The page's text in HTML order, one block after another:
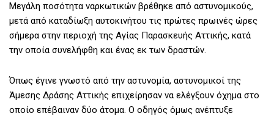
Μεγάλη ποσότητα ναρκωτικών βρέθηκε από αστυνομικούς,
μετά από καταδίωξη αυτοκινήτου τις πρώτες πρωινές ώρες
σήμερα στην περιοχή της Αγίας Παρασκευής Αττικής, κατά
την οποία συνελήφθη και ένας εκ των δραστών.
Όπως έγινε γνωστό από την αστυνομία, αστυνομικοί της
Άμεσης Δράσης Αττικής επιχείρησαν να ελέγξουν όχημα στο
οποίο επέβαιναν δύο άτομα. Ο οδηγός όμως ανέπτυξε